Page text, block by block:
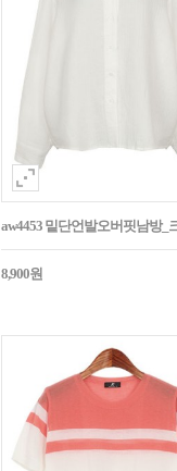
aw4453 밑단언발오버핏남방_
8,900원